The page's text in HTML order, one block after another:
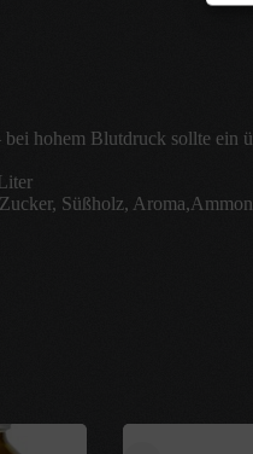
hohem Blutdruck sollte ein
Süßholz,